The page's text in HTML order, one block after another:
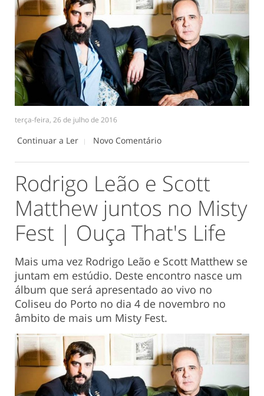
terça-feira, 26 de julho de 2016
Continuar a Ler Novo Comentário
Rodrigo Leão e Scott
Matthew juntos no Misty
Fest | Ouça That's Life
Mais uma vez Rodrigo Leão e Scott Matthew se
juntam em estúdio. Deste encontro nasce um
álbum que será apresentado ao vivo no
Coliseu do Porto no dia 4 de novembro no
âmbito de mais um Misty Fest.